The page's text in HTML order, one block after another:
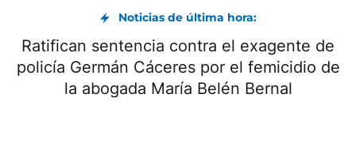
Noticias de última hora:
Internacional de la Cerveza: beneficios y
origen